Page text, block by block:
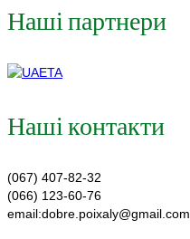
Наші партнери
Наші контакти
(067) 407-82-32
(066) 123-60-76
email:dobre.poixaly@gmail.com